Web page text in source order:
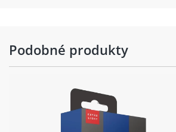
Podobné produkty